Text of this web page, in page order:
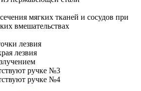
мягких тканей и сосудов при
вмешательствах
лезвия
лезвия
ручке №3
ручке №4